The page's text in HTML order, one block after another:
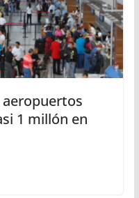
aeropuertos
1 millón en